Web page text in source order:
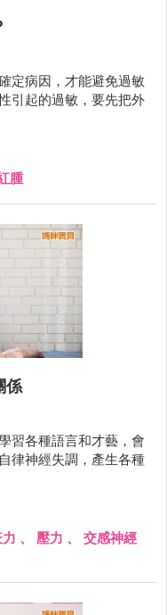
定病因，才能避免過敏
引起的過敏，要先把外
腫
係
習各種語言和才藝，會
律神經失調，產生各種
、 壓力 、 交感神經